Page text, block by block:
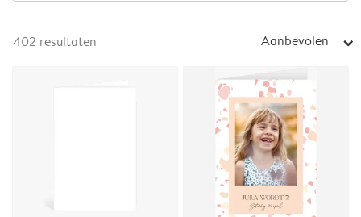
402 resultaten Aanbevolen arrow_right